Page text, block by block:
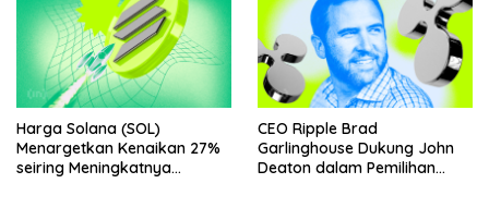
Harga Solana (SOL)
Menargetkan Kenaikan 27%
seiring Meningkatnya
CEO Ripple Brad
Garlinghouse Dukung John
Deaton dalam Pemilihan